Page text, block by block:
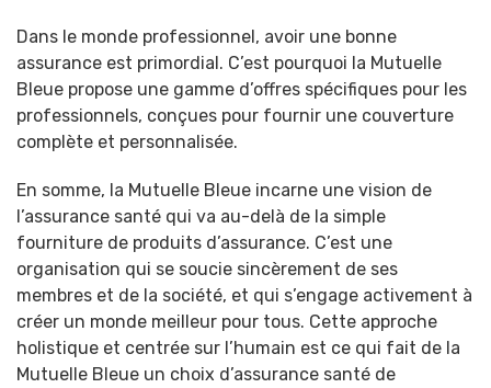
Dans le monde professionnel, avoir une bonne
assurance est primordial. C’est pourquoi la Mutuelle
Bleue propose une gamme d’offres spécifiques pour les
professionnels, conçues pour fournir une couverture
complète et personnalisée.
En somme, la Mutuelle Bleue incarne une vision de
l’assurance santé qui va au-delà de la simple
fourniture de produits d’assurance. C’est une
organisation qui se soucie sincèrement de ses
membres et de la société, et qui s’engage activement à
créer un monde meilleur pour tous. Cette approche
holistique et centrée sur l’humain est ce qui fait de la
Mutuelle Bleue un choix d’assurance santé de